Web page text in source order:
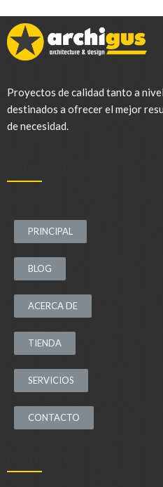
Proyectos de calidad tanto a
destinados a ofrecer el mejor
de necesidad.
PRINCIPAL
BLOG
ACERCA DE
TIENDA
SERVICIOS
CONTACTO